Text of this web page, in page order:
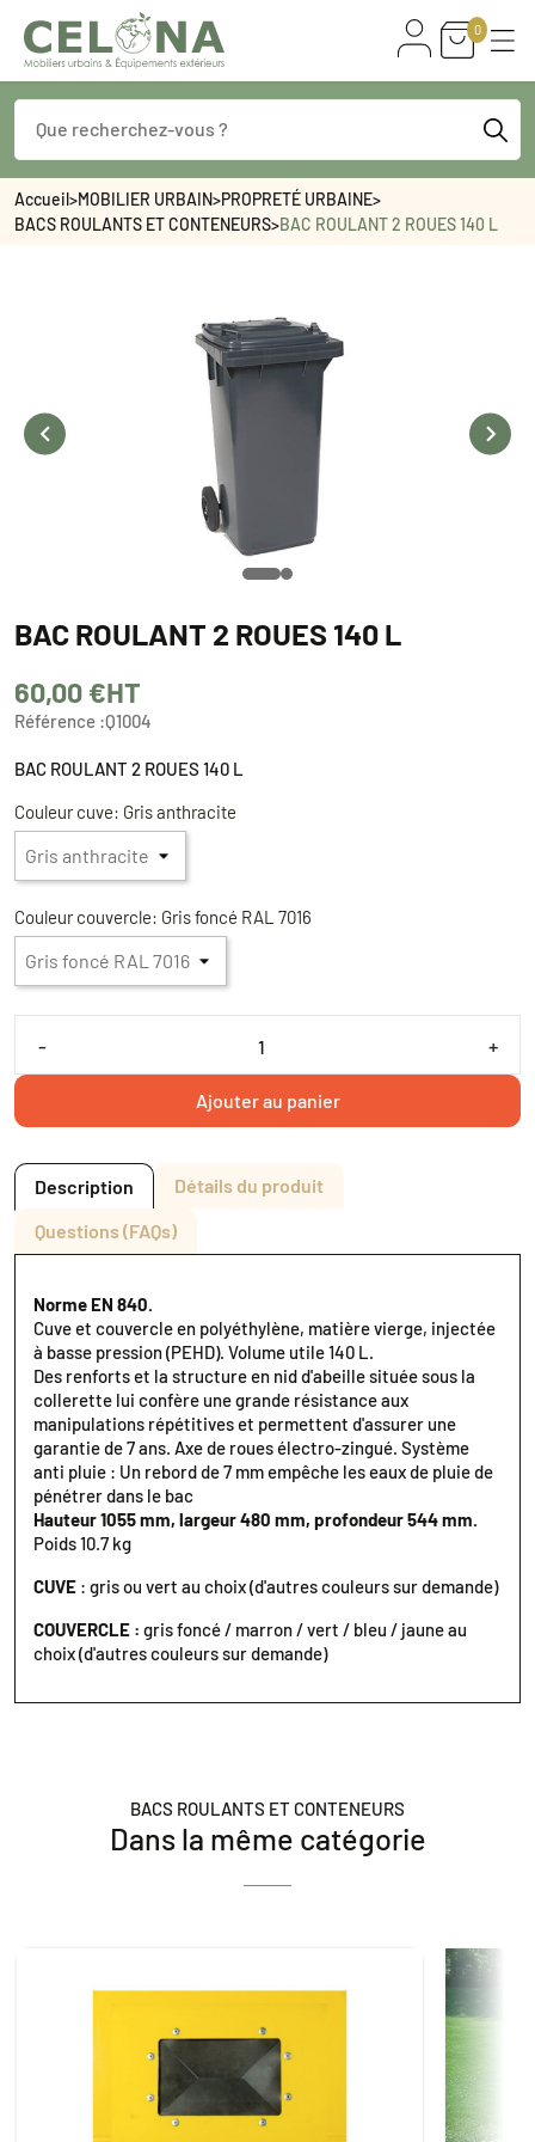
0
Accueil>MOBILIER URBAIN>PROPRETÉ URBAINE>
BACS ROULANTS ET CONTENEURS>BAC ROULANT 2 ROUES 140 L
 
BAC ROULANT 2 ROUES 140 L
60,00 €HT
Référence :Q1004
BAC ROULANT 2 ROUES 140 L
Couleur cuve: Gris anthracite
Couleur couvercle: Gris foncé RAL 7016
- +
Ajouter au panier
Description
Détails du produit
Questions (FAQs)
Norme EN 840.
Cuve et couvercle en polyéthylène, matière vierge, injectée
à basse pression (PEHD). Volume utile 140 L.
Des renforts et la structure en nid d'abeille située sous la
collerette lui confère une grande résistance aux
manipulations répétitives et permettent d'assurer une
garantie de 7 ans. Axe de roues électro-zingué. Système
anti pluie : Un rebord de 7 mm empêche les eaux de pluie de
pénétrer dans le bac
Hauteur 1055 mm, largeur 480 mm, profondeur 544 mm.
Poids 10.7 kg
CUVE : gris ou vert au choix (d'autres couleurs sur demande)
COUVERCLE : gris foncé / marron / vert / bleu / jaune au
choix (d'autres couleurs sur demande)
BACS ROULANTS ET CONTENEURS
Dans la même catégorie